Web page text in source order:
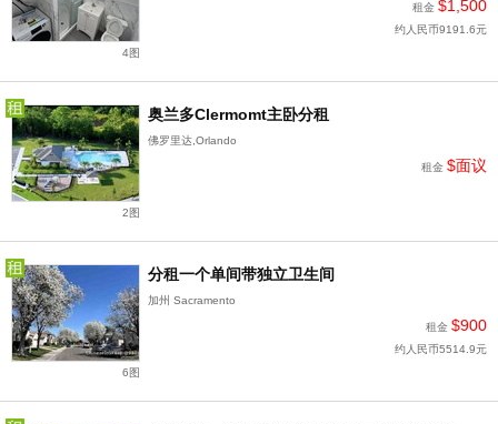
4图
租金 $1,500
约人民币9191.6元
2图
奥兰多Clermomt主卧分租
佛罗里达,Orlando
租金 $面议
6图
分租一个单间带独立卫生间
加州 Sacramento
租金 $900
约人民币5514.9元